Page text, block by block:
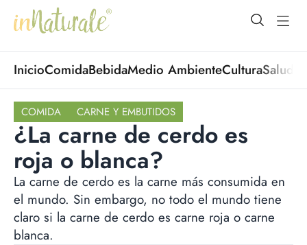
open
InicioComidaBebidaMedio AmbienteCulturaSalud
COMIDA CARNE Y EMBUTIDOS
¿La carne de cerdo es
roja o blanca?
La carne de cerdo es la carne más consumida en
el mundo. Sin embargo, no todo el mundo tiene
claro si la carne de cerdo es carne roja o carne
blanca.